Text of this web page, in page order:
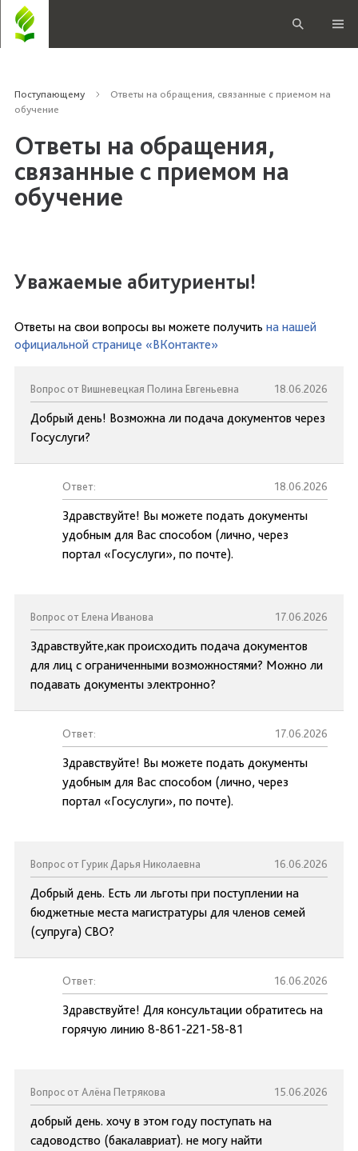
Поступающему
Ответы на обращения, связанные с приемом на
обучение
Ответы на обращения,
связанные с приемом на
обучение
Уважаемые абитуриенты!
Ответы на свои вопросы вы можете получить на нашей
официальной странице «ВКонтакте»
Вопрос от Вишневецкая Полина Евгеньевна 18.06.2026
Добрый день! Возможна ли подача документов через
Госуслуги?
Ответ: 18.06.2026
Здравствуйте! Вы можете подать документы
удобным для Вас способом (лично, через
портал «Госуслуги», по почте).
Вопрос от Елена Иванова 17.06.2026
Здравствуйте,как происходить подача документов
для лиц с ограниченными возможностями? Можно ли
подавать документы электронно?
Ответ: 17.06.2026
Здравствуйте! Вы можете подать документы
удобным для Вас способом (лично, через
портал «Госуслуги», по почте).
Вопрос от Гурик Дарья Николаевна 16.06.2026
Добрый день. Есть ли льготы при поступлении на
бюджетные места магистратуры для членов семей
(супруга) СВО?
Ответ: 16.06.2026
Здравствуйте! Для консультации обратитесь на
горячую линию 8-861-221-58-81
Вопрос от Алёна Петрякова 15.06.2026
добрый день. хочу в этом году поступать на
садоводство (бакалавриат). не могу найти